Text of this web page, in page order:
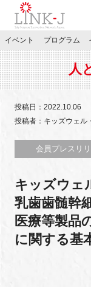
特別会員専用メニ
施設ご予約
お問い合わせ
イベント プログラム
人
投稿日：2022.10.06
投稿者：キッズウェル
会員プレスリ
キッズウェ
乳歯歯髄幹
医療等製品
に関する基